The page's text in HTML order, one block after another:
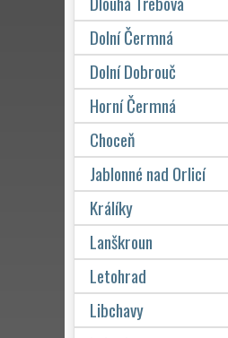
Dolní Čermná
Dolní Dobrouč
Horní Čermná
Choceň
Jablonné nad Orlicí
Králíky
Lanškroun
Letohrad
Libchavy